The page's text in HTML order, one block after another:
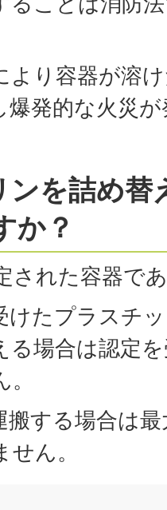
より容器が溶
爆発的な火災
ンを詰め替
か？
された容器で
けたプラスチ
る場合は認定
搬する場合は
ん。